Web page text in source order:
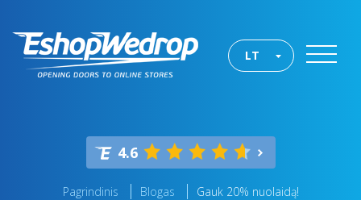
LT
4.6
Pagrindinis Blogas Gauk 20% nuolaidą!